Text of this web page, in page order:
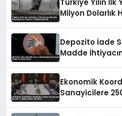
Türkiye Yılın İlk
Milyon Dolarlık
Depozito İade
Madde
Ekonomik
Sanayicilere